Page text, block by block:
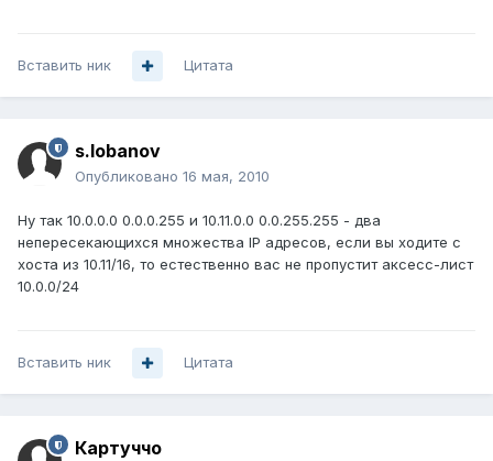
Вставить ник Цитата
s.lobanov
Опубликовано 16 мая, 2010
Ну так 10.0.0.0 0.0.0.255 и 10.11.0.0 0.0.255.255 - два
непересекающихся множества IP адресов, если вы ходите с
хоста из 10.11/16, то естественно вас не пропустит аксесс-лист
10.0.0/24
Вставить ник Цитата
Картуччо